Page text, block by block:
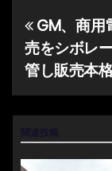
投
稿
ナ
ゲ
GM、商用
売をシボレ
管し販売本